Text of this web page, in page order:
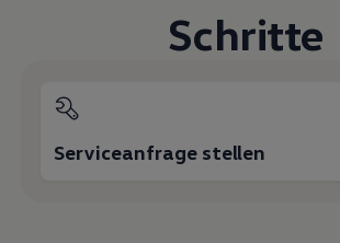
Schritte
Serviceanfrage stellen